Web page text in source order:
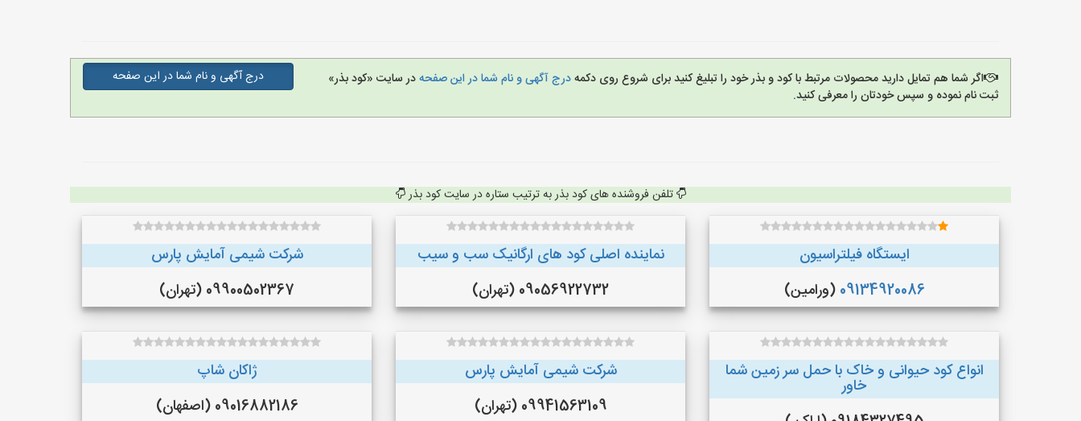
اگر شما هم تمایل دارید محصولات مرتبط با کود و بذر خود را تبلیغ کنید برای شروع روی دکمهدرج آگهی و نام شما در این صفحهدر سایت «کود بذر»
ثبت نام نموده و سپس خودتان را معرفی کنید.
درج آگهی و نام شما در این صفحه
تلفن فروشنده های کود بذر به ترتیب ستاره در سایت کود بذر
ایستگاه فیلتراسیون
09134920086 (ورامین)
نماینده اصلی کود های ارگانیک سب و سیب
09056922732 (تهران)
شرکت شیمی آمایش پارس
09900502367 (تهران)
انواع کود حیوانی و خاک با حمل سر زمین شما
خاور
شرکت شیمی آمایش پارس
09941563109 (تهران)
ژاکان شاپ
09016882186 (اصفهان)